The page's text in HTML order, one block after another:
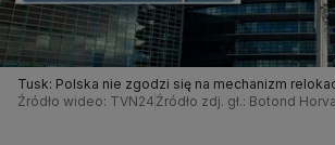
Tusk: Polska nie zgodzi się na mechanizm
Źródło wideo: TVN24 Źródło zdj. gł.: Botond